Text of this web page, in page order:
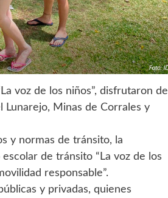
voz de los niños”, disfrutaron de
Lunarejo, Minas de Corrales y
y normas de tránsito, la
de tránsito “La voz de los
responsable”.
y privadas, quienes